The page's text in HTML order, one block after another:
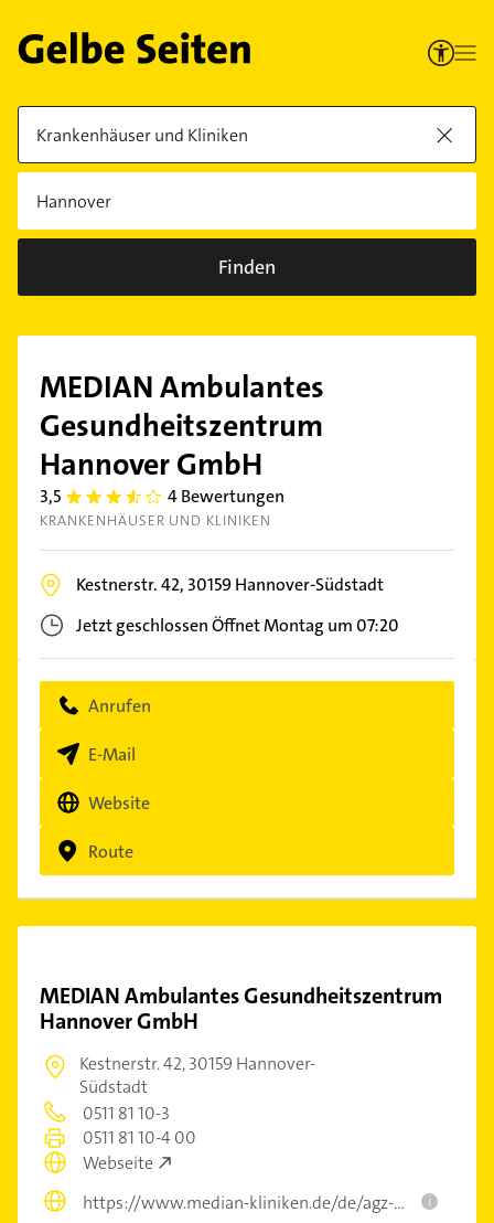
Finden
MEDIAN Ambulantes
Gesundheitszentrum
Hannover GmbH
3,5 3.5 4 Bewertungen
KRANKENHÄUSER UND KLINIKEN
Kestnerstr. 42, 30159Hannover-Südstadt
Jetzt geschlossenÖffnet Montag um 07:20
Anrufen
E-Mail
Website
Route
MEDIAN Ambulantes Gesundheitszentrum
Hannover GmbH
Kestnerstr. 42,30159 Hannover-
Südstadt
0511 81 10-3
0511 81 10-4 00
Webseite
https://www.median-kliniken.de/de/agz-hannover
i